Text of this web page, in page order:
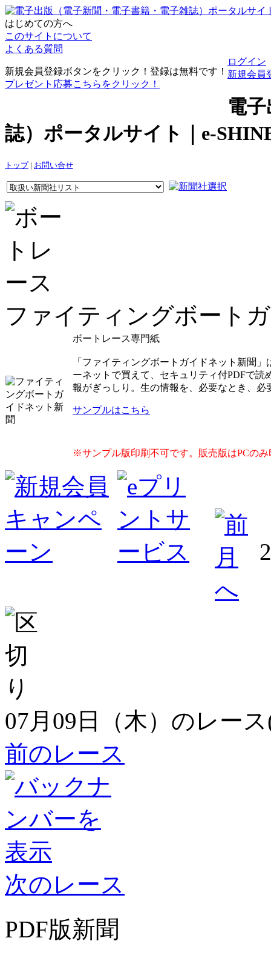
はじめての方へ
このサイトについて
よくある質問
新規会員登録ボタンをクリック！登録は無料です！
プレゼント応募こちらをクリック！
ログイン
新規会員
電
誌）ポータルサイト｜e-
トップ| お問い合せ
ファイティングボート
ボートレース専門紙
「ファイティングボートガイドネット新聞
ーネットで買えて、セキュリティ付PDFで
報がぎっしり。生の情報を、必要なとき、
サンプルはこちら
※サンプル版印刷不可です。販売版はPCの
07月09日（木）のレー
前のレース
次のレース
PDF版新聞